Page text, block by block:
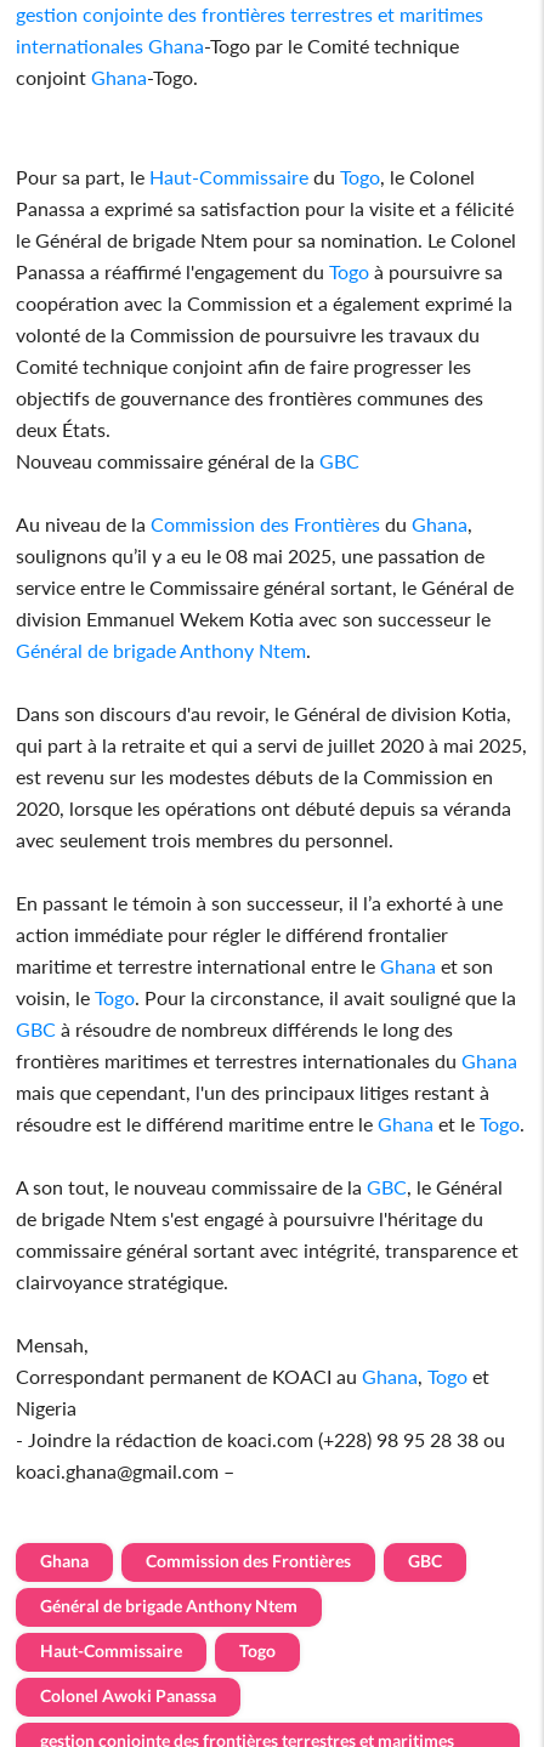
gestion conjointe des frontières terrestres et maritimes
internationales Ghana-Togo par le Comité technique
conjointGhana-Togo.
Pour sa part, le Haut-Commissaire du Togo, le Colonel
Panassa a exprimé sa satisfaction pour la visite et a félicité
le Général de brigade Ntem pour sa nomination. Le Colonel
Panassa a réaffirmé l'engagement du Togo à poursuivre sa
coopération avec la Commission et a également exprimé la
volonté de la Commission de poursuivre les travaux du
Comité technique conjoint afin de faire progresser les
objectifs de gouvernance des frontières communes des
deux États.
Nouveau commissaire général de la GBC
Au niveau de la Commission des Frontières duGhana,
soulignons qu’il y a eu le 08 mai 2025, une passation de
service entre le Commissaire général sortant, le Général de
division Emmanuel Wekem Kotia avec son successeur le
Général de brigade Anthony Ntem.
Dans son discours d'au revoir, le Général de division Kotia,
qui part à la retraite et qui a servi de juillet 2020 à mai 2025,
est revenu sur les modestes débuts de la Commission en
2020, lorsque les opérations ont débuté depuis sa véranda
avec seulement trois membres du personnel.
En passant le témoin à son successeur, il l’a exhorté à une
action immédiate pour régler le différend frontalier
maritime et terrestre international entre leGhana et son
voisin, le Togo. Pour la circonstance, il avait souligné que la
GBC à résoudre de nombreux différends le long des
frontières maritimes et terrestres internationales duGhana
mais que cependant, l'un des principaux litiges restant à
résoudre est le différend maritime entre leGhana et le Togo.
A son tout, le nouveau commissaire de la GBC, le Général
de brigade Ntem s'est engagé à poursuivre l'héritage du
commissaire général sortant avec intégrité, transparence et
clairvoyance stratégique.
Mensah,
Correspondant permanent de KOACI auGhana, Togo et
Nigeria
- Joindre la rédaction de koaci.com (+228) 98 95 28 38 ou
koaci.ghana@gmail.com –
Ghana Commission des Frontières GBC
Général de brigade Anthony Ntem
Haut-Commissaire Togo
Colonel Awoki Panassa
gestion conjointe des frontières terrestres et maritimes